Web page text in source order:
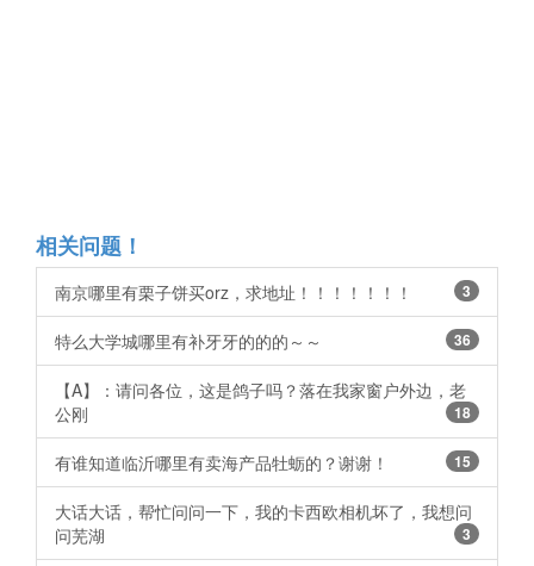
相关问题！
南京哪里有栗子饼买orz，求地址！！！！！！！ 3
特么大学城哪里有补牙牙的的的～～ ​​​​ 36
【A】：请问各位，这是鸽子吗？落在我家窗户外边，老
公刚
18
有谁知道临沂哪里有卖海产品牡蛎的？谢谢！ ​​​​ 15
大话大话，帮忙问问一下，我的卡西欧相机坏了，我想问
问芜湖
3